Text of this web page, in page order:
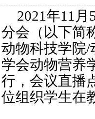
2021年11月
分会（以下简
动物科技学院/
学会动物营养
行，会议直播
位组织学生在